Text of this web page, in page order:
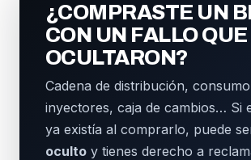
¿COMPRASTE UN
CON UN FALLO
OCULTARON?
Cadena de distribución,
inyectores, caja de cambios… Si
ya existía al comprarlo, puede
oculto y tienes derecho a